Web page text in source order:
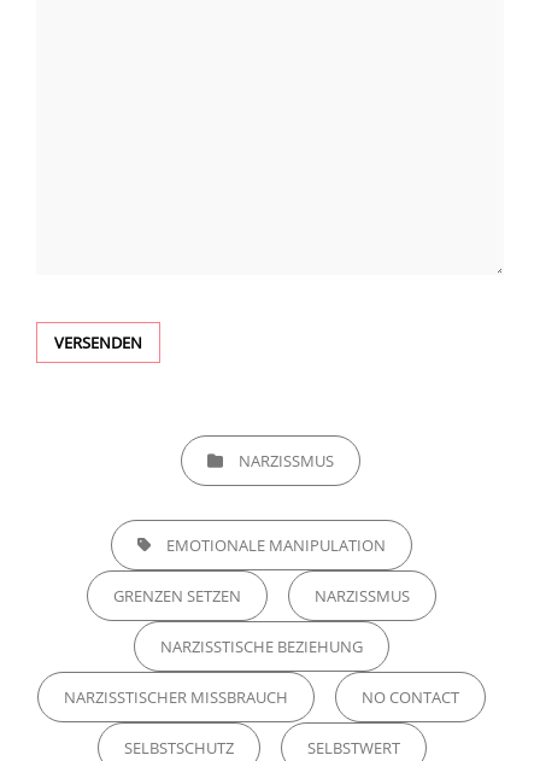
CATEGORIESNARZISSMUS
TAGS, EMOTIONALE MANIPULATION
GRENZEN SETZEN NARZISSMUS
NARZISSTISCHE BEZIEHUNG
NARZISSTISCHER MISSBRAUCH NO CONTACT
SELBSTSCHUTZ SELBSTWERT